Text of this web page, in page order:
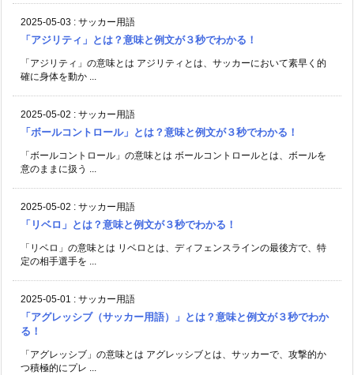
2025-05-03 : サッカー用語
「アジリティ」とは？意味と例文が３秒でわかる！
「アジリティ」の意味とは アジリティとは、サッカーにおいて素早く的
確に身体を動か ...
2025-05-02 : サッカー用語
「ボールコントロール」とは？意味と例文が３秒でわかる！
「ボールコントロール」の意味とは ボールコントロールとは、ボールを
意のままに扱う ...
2025-05-02 : サッカー用語
「リベロ」とは？意味と例文が３秒でわかる！
「リベロ」の意味とは リベロとは、ディフェンスラインの最後方で、特
定の相手選手を ...
2025-05-01 : サッカー用語
「アグレッシブ（サッカー用語）」とは？意味と例文が３秒でわか
る！
「アグレッシブ」の意味とは アグレッシブとは、サッカーで、攻撃的か
つ積極的にプレ ...